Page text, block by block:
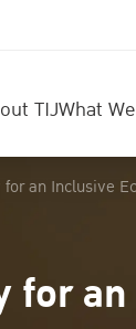
TIJWhat
for an Inclusive
for